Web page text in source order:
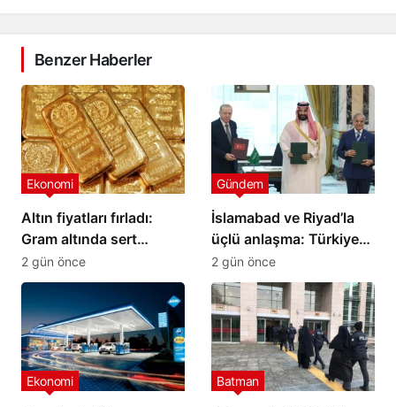
Benzer Haberler
Altın fiyatları fırladı:
Gram altında sert
yükseliş
Ekonomi
2 gün önce
İslamabad ve Riyad’la
üçlü anlaşma: Türkiye
yeni savunma ittifakını
imzaladı
Gündem
2 gün önce
Ekonomi Batman